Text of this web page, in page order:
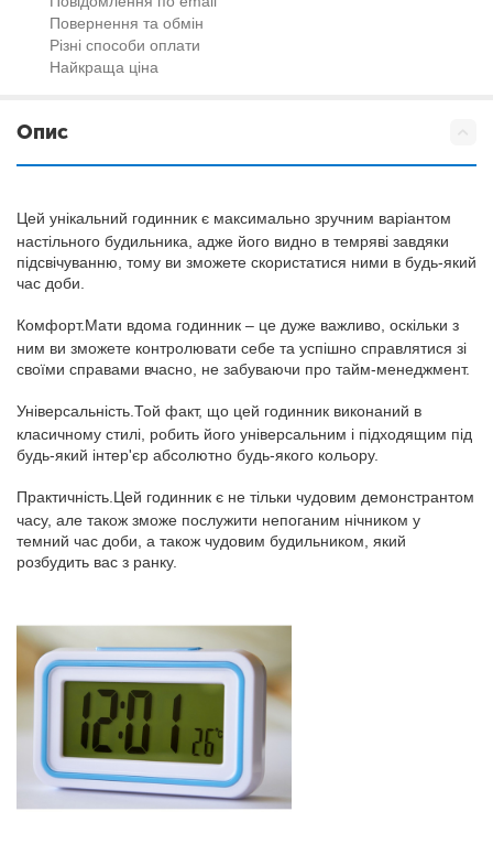
Повернення та обмін
Різні способи оплати
Найкраща ціна
Опис
Цей унікальний годинник є максимально зручним варіантом
настільного будильника, адже його видно в темряві завдяки
підсвічуванню, тому ви зможете скористатися ними в будь-який
час доби.
Комфорт.Мати вдома годинник – це дуже важливо, оскільки з
ним ви зможете контролювати себе та успішно справлятися зі
своїми справами вчасно, не забуваючи про тайм-менеджмент.
Універсальність.Той факт, що цей годинник виконаний в
класичному стилі, робить його універсальним і підходящим під
будь-який інтер'єр абсолютно будь-якого кольору.
Практичність.Цей годинник є не тільки чудовим демонстрантом
часу, але також зможе послужити непоганим нічником у
темний час доби, а також чудовим будильником, який
розбудить вас з ранку.